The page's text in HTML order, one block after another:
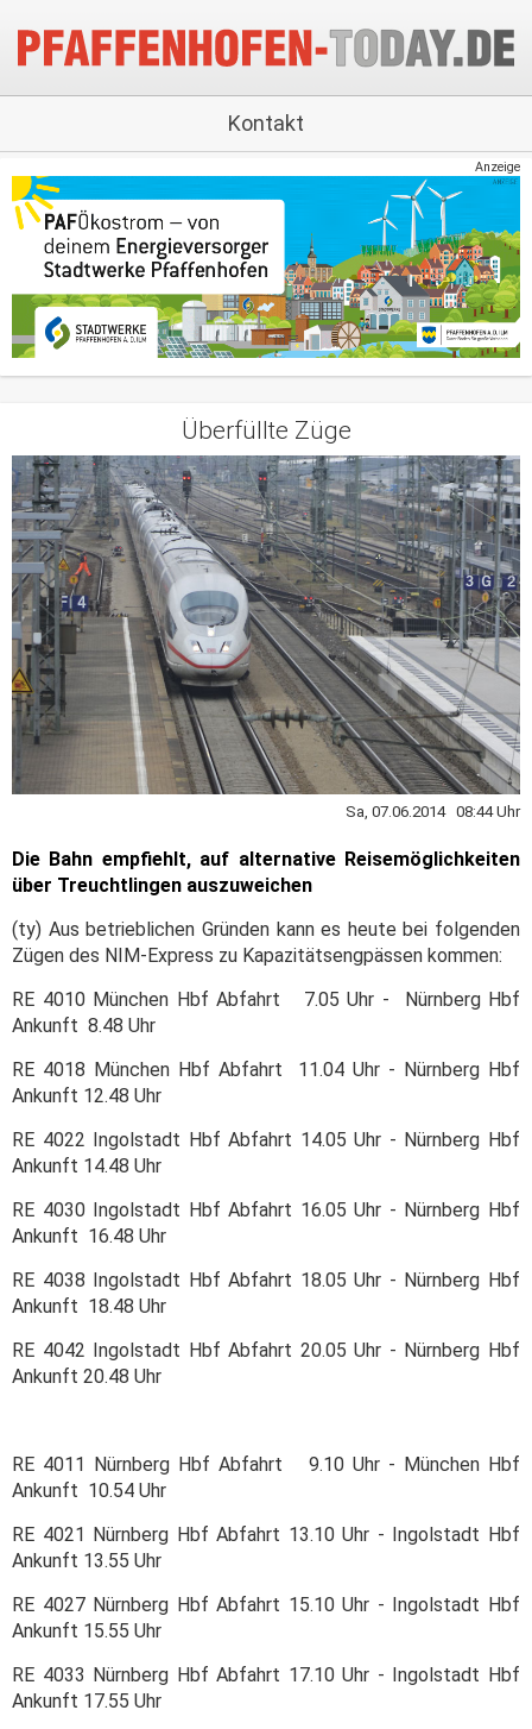
Kontakt
Anzeige
Überfüllte Züge
Sa, 07.06.2014 08:44 Uhr
Die Bahn empfiehlt, auf alternative Reisemöglichkeiten
über Treuchtlingen auszuweichen
(ty) Aus betrieblichen Gründen kann es heute bei folgenden
Zügen des NIM-Express zu Kapazitätsengpässen kommen:
RE 4010 München Hbf Abfahrt 7.05 Uhr - Nürnberg Hbf
Ankunft 8.48 Uhr
RE 4018 München Hbf Abfahrt 11.04 Uhr - Nürnberg Hbf
Ankunft 12.48 Uhr
RE 4022 Ingolstadt Hbf Abfahrt 14.05 Uhr - Nürnberg Hbf
Ankunft 14.48 Uhr
RE 4030 Ingolstadt Hbf Abfahrt 16.05 Uhr - Nürnberg Hbf
Ankunft 16.48 Uhr
RE 4038 Ingolstadt Hbf Abfahrt 18.05 Uhr - Nürnberg Hbf
Ankunft 18.48 Uhr
RE 4042 Ingolstadt Hbf Abfahrt 20.05 Uhr - Nürnberg Hbf
Ankunft 20.48 Uhr
RE 4011 Nürnberg Hbf Abfahrt 9.10 Uhr - München Hbf
Ankunft 10.54 Uhr
RE 4021 Nürnberg Hbf Abfahrt 13.10 Uhr - Ingolstadt Hbf
Ankunft 13.55 Uhr
RE 4027 Nürnberg Hbf Abfahrt 15.10 Uhr - Ingolstadt Hbf
Ankunft 15.55 Uhr
RE 4033 Nürnberg Hbf Abfahrt 17.10 Uhr - Ingolstadt Hbf
Ankunft 17.55 Uhr